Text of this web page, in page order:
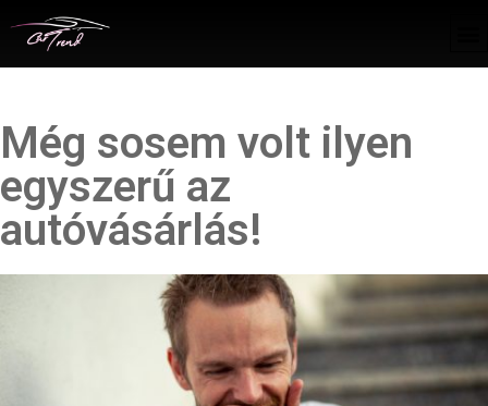
Még sosem volt ilyen
egyszerű az
autóvásárlás!